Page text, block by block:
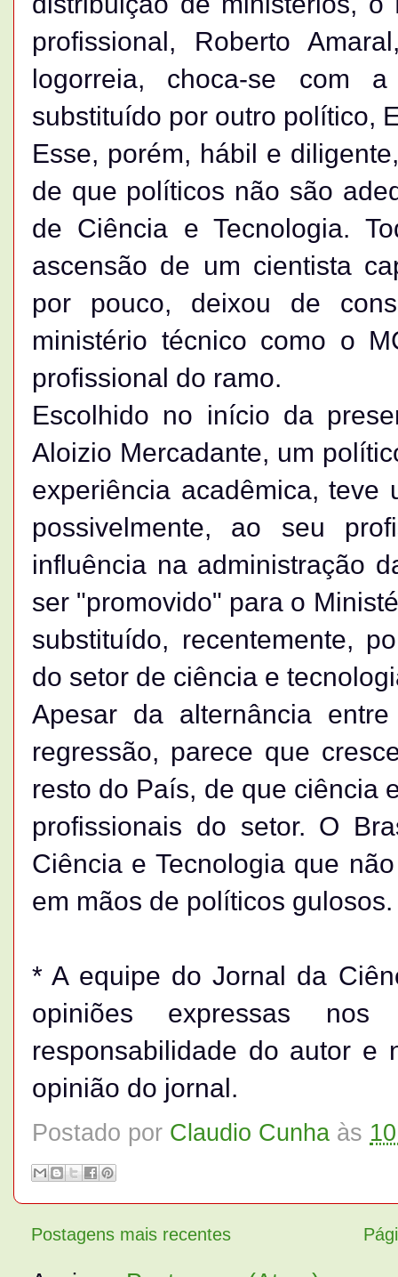
profissional, Roberto
logorreia, choca-se com
substituído por outro político,
Esse, porém, hábil e
de que políticos não são
de Ciência e Tecnologia.
ascensão de um cientista
por pouco, deixou de
ministério técnico como o
profissional do ramo.
Escolhido no início da
Aloizio Mercadante, um
experiência acadêmica, teve
possivelmente, ao seu
influência na administração
ser "promovido" para o
substituído, recentemente,
do setor de ciência e
Apesar da alternância
regressão, parece que
resto do País, de que ciência
profissionais do setor. O
Ciência e Tecnologia que
em mãos de políticos gulosos.
* A equipe do Jornal da
opiniões expressas
responsabilidade do autor e
opinião do jornal.
Postado por Claudio Cunha às
Postagens mais recentes